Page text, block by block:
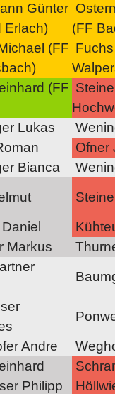
Günter
Erlach)
(FF
(FF
(FF
Lukas
Ofner
Bianca
Markus
Andre
Philipp